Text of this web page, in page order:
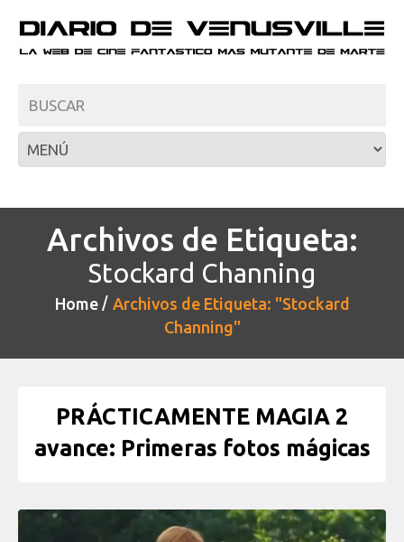
Archivos de Etiqueta:
Stockard Channing
Home
Archivos de Etiqueta: "Stockard
Channing"
PRÁCTICAMENTE MAGIA 2
avance: Primeras fotos mágicas